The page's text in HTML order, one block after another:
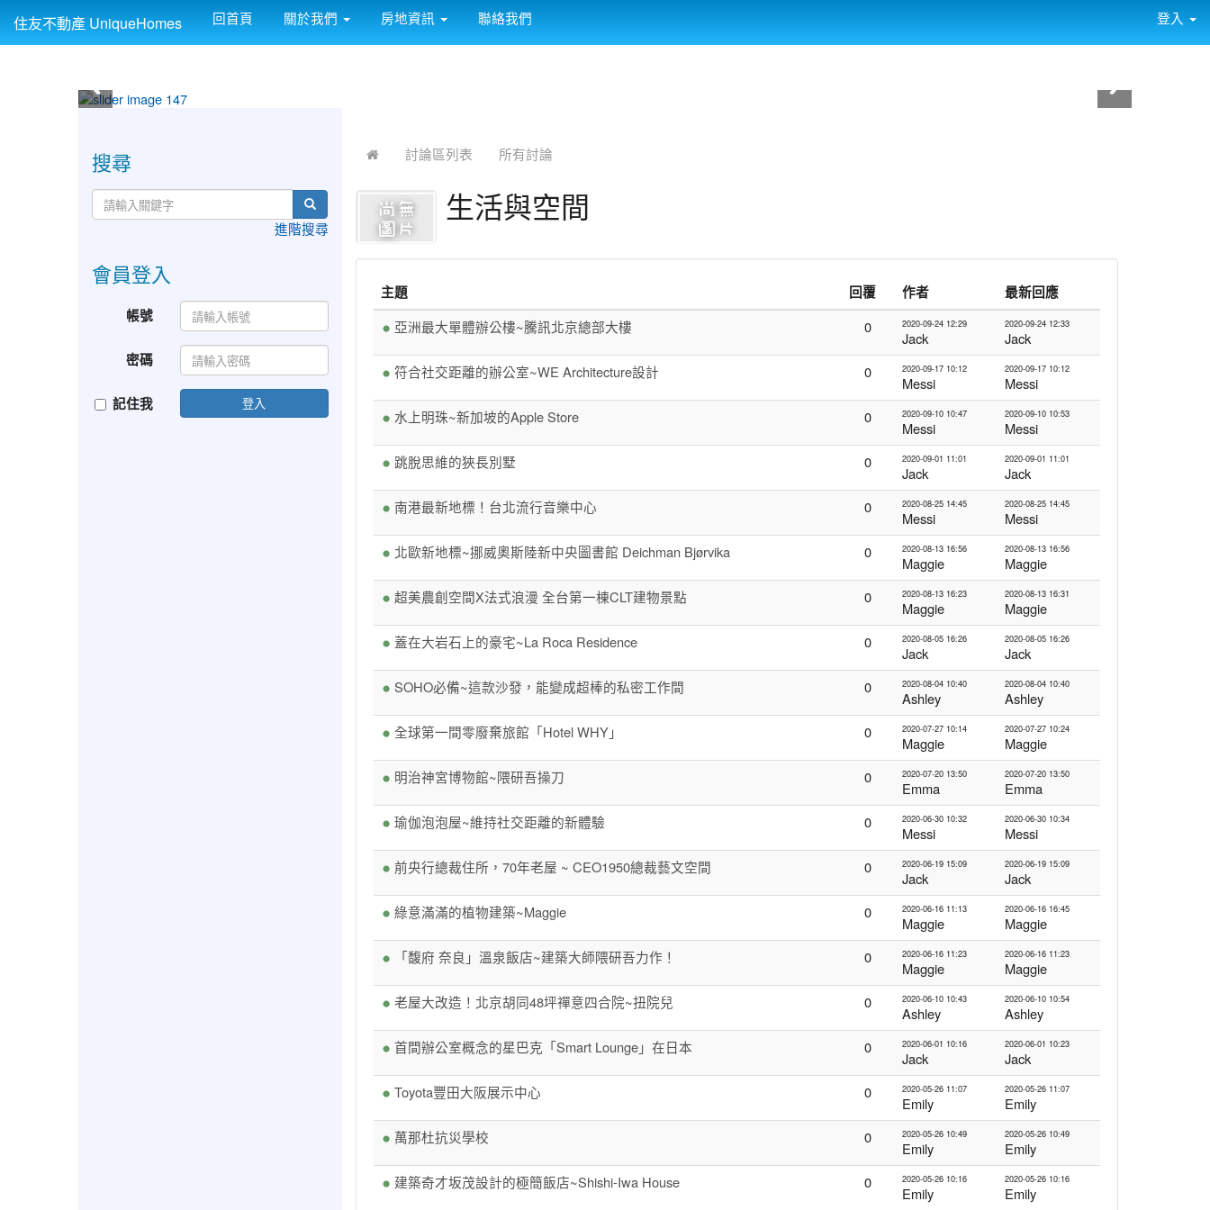
住友不動產 UniqueHomes 回首頁 關於我們 房地資訊 聯絡我們 登入
討論區列表 所有討論
生活與空間
主題 回覆 作者
最新回應
亞洲最大單體辦公樓~騰訊北京總部大樓
0 2020-09-24 12:29
Jack
2020-09-24 12:33
Jack
符合社交距離的辦公室~WE Architecture設計
0 2020-09-17 10:12
Messi
2020-09-17 10:12
Messi
水上明珠~新加坡的Apple Store
0 2020-09-10 10:47
Messi
2020-09-10 10:53
Messi
跳脫思維的狹長別墅
0 2020-09-01 11:01
Jack
2020-09-01 11:01
Jack
南港最新地標！台北流行音樂中心
0 2020-08-25 14:45
Messi
2020-08-25 14:45
Messi
北歐新地標~挪威奧斯陸新中央圖書館 Deichman Bjørvika
0 2020-08-13 16:56
Maggie
2020-08-13 16:56
Maggie
超美農創空間X法式浪漫 全台第一棟CLT建物景點
0 2020-08-13 16:23
Maggie
2020-08-13 16:31
Maggie
蓋在大岩石上的豪宅~La Roca Residence
0 2020-08-05 16:26
Jack
2020-08-05 16:26
Jack
SOHO必備~這款沙發，能變成超棒的私密工作間
0 2020-08-04 10:40
Ashley
2020-08-04 10:40
Ashley
全球第一間零廢棄旅館「Hotel WHY」
0 2020-07-27 10:14
Maggie
2020-07-27 10:24
Maggie
明治神宮博物館~隈研吾操刀
0 2020-07-20 13:50
Emma
2020-07-20 13:50
Emma
瑜伽泡泡屋~維持社交距離的新體驗
0 2020-06-30 10:32
Messi
2020-06-30 10:34
Messi
前央行總裁住所，70年老屋 ~ CEO1950總裁藝文空間
0 2020-06-19 15:09
Jack
2020-06-19 15:09
Jack
綠意滿滿的植物建築~Maggie
0 2020-06-16 11:13
Maggie
2020-06-16 16:45
Maggie
「馥府 奈良」溫泉飯店~建築大師隈研吾力作！
0 2020-06-16 11:23
Maggie
2020-06-16 11:23
Maggie
老屋大改造！北京胡同48坪禪意四合院~扭院兒
0 2020-06-10 10:43
Ashley
2020-06-10 10:54
Ashley
首間辦公室概念的星巴克「Smart Lounge」在日本
0 2020-06-01 10:16
Jack
2020-06-01 10:23
Jack
Toyota豐田大阪展示中心
0 2020-05-26 11:07
Emily
2020-05-26 11:07
Emily
萬那杜抗災學校
0 2020-05-26 10:49
Emily
2020-05-26 10:49
Emily
建築奇才坂茂設計的極簡飯店~Shishi-Iwa House
0 2020-05-26 10:16
Emily
2020-05-26 10:16
Emily
搜尋
進階搜尋
會員登入
帳號
密碼
記住我 登入